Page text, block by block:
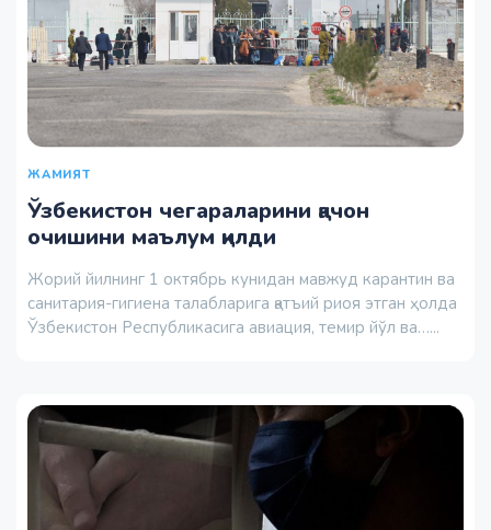
ЖАМИЯТ
Ўзбекистон чегараларини қачон
очишини маълум қилди
Жорий йилнинг 1 октябрь кунидан мавжуд карантин ва
санитария-гигиена талабларига қатъий риоя этган ҳолда
Ўзбекистон Республикасига авиация, темир йўл ва…...